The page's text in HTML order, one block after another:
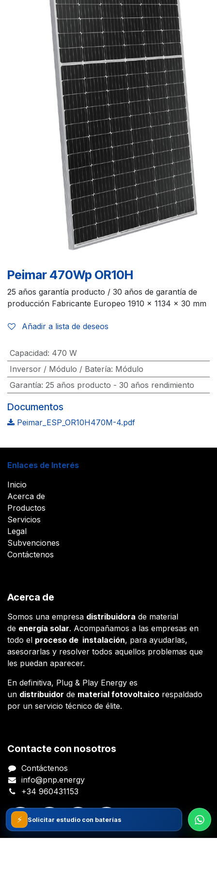
Peimar 470Wp OR10H
25 años garantía producto / 30 años de garantía de
producción Fabricante Europeo 1910 x 1134 x 30 mm
Añadir a lista de deseos
Capacidad: 470 W
Inversor / Módulo / Batería: Módulo
Garantía: 25 años producto - 30 años rendimiento
Documentos
Peimar_ESP_OR10H470M-4.pdf
Enlaces de Interés
Inicio
Acerca de
Productos
Servicios
Legal
Subvenciones
Contáctenos
Acerca de
Somos una empresa distribuidora de material
de energía solar. Acompañamos a las empresas en
todo el proceso de instalación, para ayudarlas,
asesorarlas y resolver todos aquellos problemas que
les puedan aparecer.
En definitiva, Plug & Play Energy es
un distribuidor de material fotovoltaico respaldado
por un servicio técnico de élite.
Contacte con nosotros
Contáctenos
info@pnp.energy
+34 960431153
⚡ Solicitar estudio con baterías